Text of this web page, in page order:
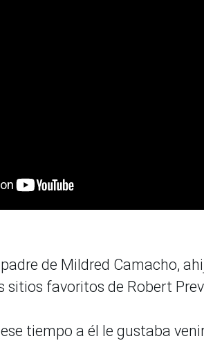
de Mildred Camacho,
sitios favoritos de Robert
tiempo a él le gustaba